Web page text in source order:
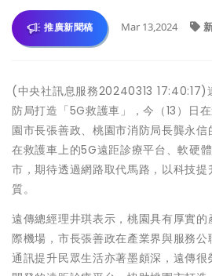
推廣新聞稿 Mar 13,2024
(中央社訊息服務20240313 17:40:17)
防局打造「5G救護車」，今（13）日
園市長張善政、桃園市消防局長龔永
在救護車上的5G遠距診療平台、軟硬
市，期待透過網路取代馬路，以科技
質。
遠傳總經理井琪表示，桃園具有厚實
際機場，市長張善政在產業界與服務
通訊提升民眾生活亦著墨頗深，遠傳